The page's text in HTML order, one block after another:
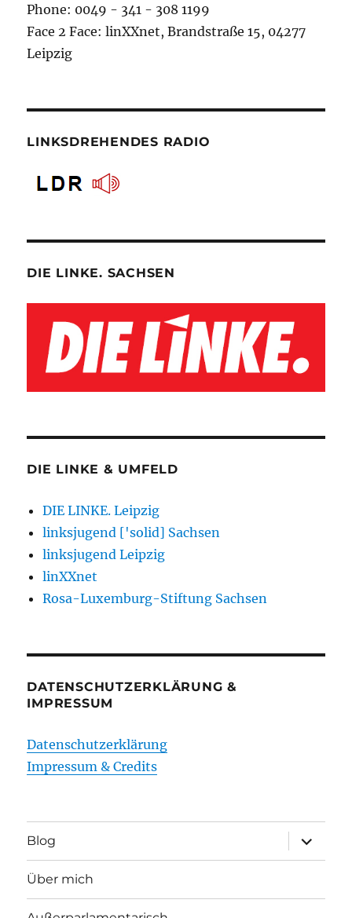
Phone: 0049 - 341 - 308 1199
Face 2 Face: linXXnet, Brandstraße 15, 04277
Leipzig
LINKSDREHENDES RADIO
DIE LINKE. SACHSEN
DIE LINKE & UMFELD
DIE LINKE. Leipzig
linksjugend ['solid] Sachsen
linksjugend Leipzig
linXXnet
Rosa-Luxemburg-Stiftung Sachsen
DATENSCHUTZERKLÄRUNG &
IMPRESSUM
Datenschutzerklärung
Impressum & Credits
Blog
öffnen
Über mich